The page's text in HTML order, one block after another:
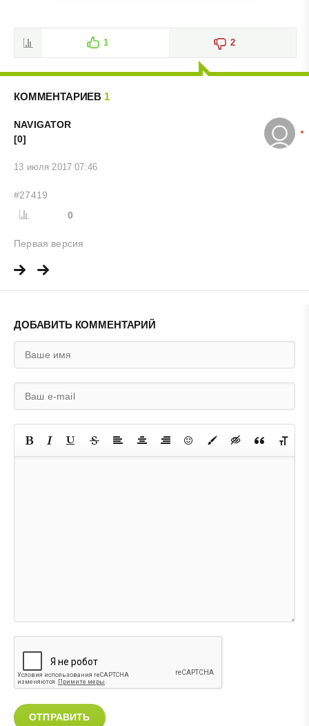
1 2
КОММЕНТАРИЕВ 1
NAVIGATOR
[0]
13 июля 2017 07:46
#27419
0
Первая версия
ДОБАВИТЬ КОММЕНТАРИЙ
ОТПРАВИТЬ